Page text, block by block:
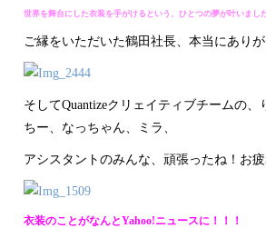
世界を舞台にした衣装を手がけるという、ひとつの夢が叶いました
ご縁をいただいた鶴田社長、本当にありが
そしてQuantizeクリェイティブチームの、
ちー、なっちゃん、ミラ、
アシスタントのみんな、頑張ったね！お
衣装のことがなんとYahoo!ニュースに！！！